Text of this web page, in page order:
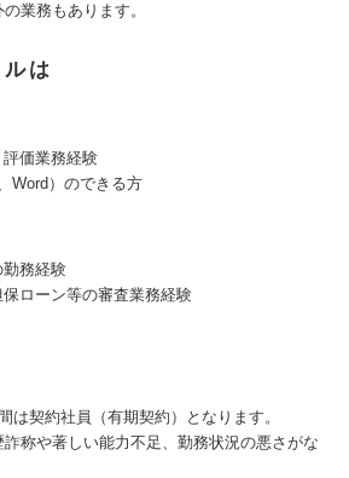
業務もあります。
は
価業務経験
Word）のできる方
務経験
ローン等の審査業務経験
は契約社員（有期契約）となります。
称や著しい能力不足、勤務状況の悪さがな